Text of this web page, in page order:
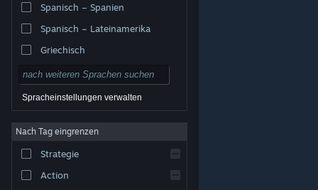
© Valve Corporation. Alle Rechte vorbehalten. Alle
USA und anderen Ländern.
Rechtliches
Barrierefreiheit
Nutzungsvertrag
Spanisch – Spanien
Spanisch – Lateinamerika
Griechisch
Spracheinstellungen verwalten
Nach Tag eingrenzen
Strategie
Action